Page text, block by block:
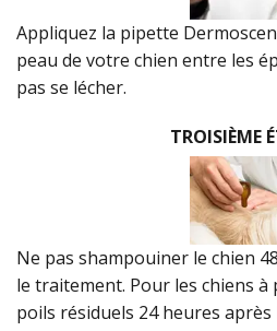
Appliquez la pipette
peau de votre chien entre les
pas se lécher.
TROISIÈME
Ne pas shampouiner le chien
le traitement. Pour les chiens
poils résiduels 24 heures